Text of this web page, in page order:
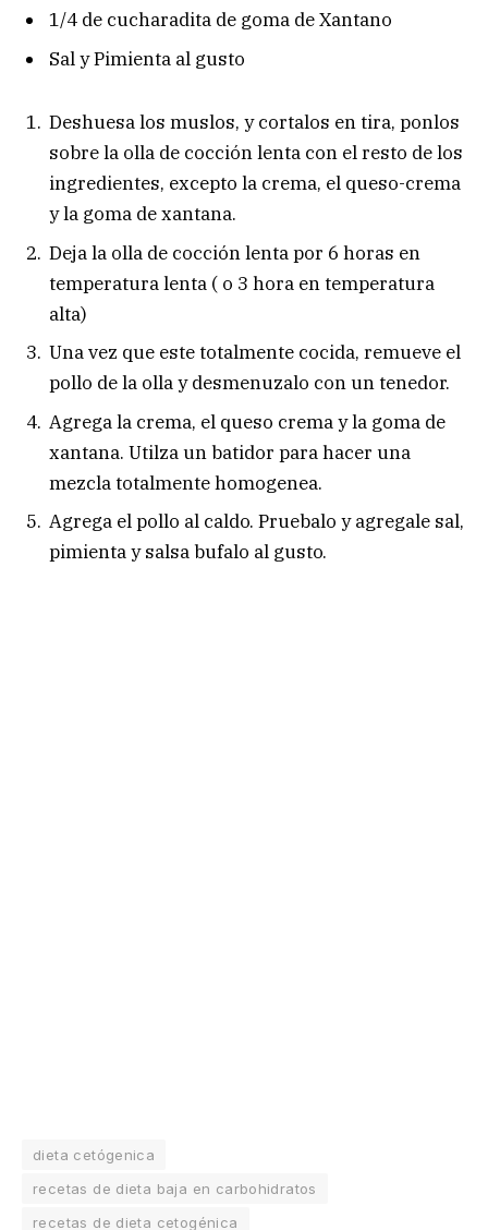
1/4 de cucharadita de goma de Xantano
Sal y Pimienta al gusto
Deshuesa los muslos, y cortalos en tira, ponlos
sobre la olla de cocción lenta con el resto de los
ingredientes, excepto la crema, el queso-crema
y la goma de xantana.
Deja la olla de cocción lenta por 6 horas en
temperatura lenta ( o 3 hora en temperatura
alta)
Una vez que este totalmente cocida, remueve el
pollo de la olla y desmenuzalo con un tenedor.
Agrega la crema, el queso crema y la goma de
xantana. Utilza un batidor para hacer una
mezcla totalmente homogenea.
Agrega el pollo al caldo. Pruebalo y agregale sal,
pimienta y salsa bufalo al gusto.
dieta cetógenica
recetas de dieta baja en carbohidratos
recetas de dieta cetogénica